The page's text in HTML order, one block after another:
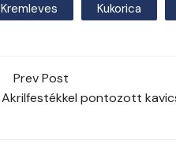
Kremleves Kukorica
Post
navigation
Prev Post
Akrilfestékkel pontozott